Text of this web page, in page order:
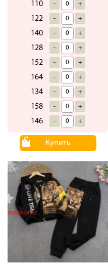
110 - +
122 - +
140 - +
128 - +
152 - +
164 - +
134 - +
158 - +
146 - +
Купить